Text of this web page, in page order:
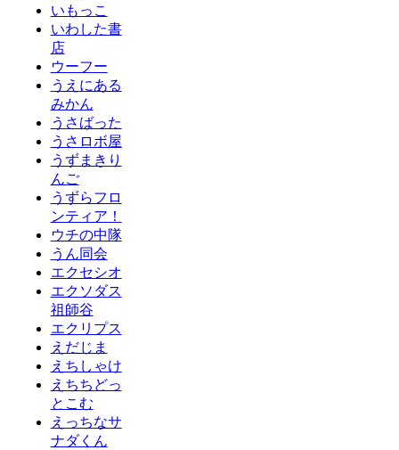
いもっこ
いわした書
店
ウーフー
うえにある
みかん
うさばった
うさロボ屋
うずまきり
んご
うずらフロ
ンティア！
ウチの中隊
うん同会
エクセシオ
エクソダス
祖師谷
エクリプス
えだじま
えちしゃけ
えちちどっ
とこむ
えっちなサ
ナダくん